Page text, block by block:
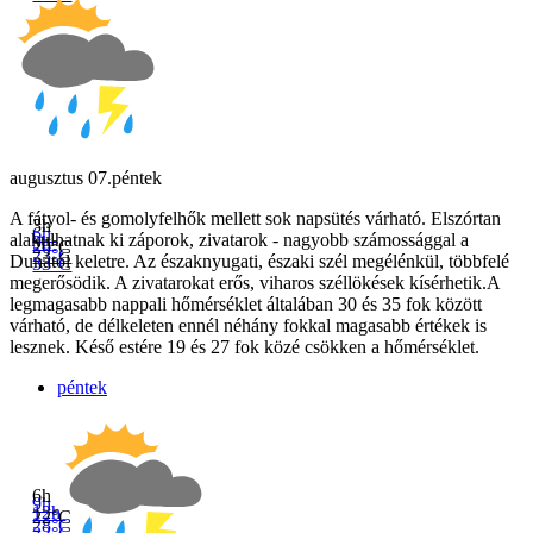
9h
33°C
12h
6h
23°C
9h
28°C
3h
20°C
6h
22°C
augusztus 07.péntek
A fátyol- és gomolyfelhők mellett sok napsütés várható. Elszórtan
alakulhatnak ki záporok, zivatarok - nagyobb számossággal a
Dunától keletre. Az északnyugati, északi szél megélénkül, többfelé
megerősödik. A zivatarokat erős, viharos széllökések kísérhetik.A
legmagasabb nappali hőmérséklet általában 30 és 35 fok között
várható, de délkeleten ennél néhány fokkal magasabb értékek is
lesznek. Késő estére 19 és 27 fok közé csökken a hőmérséklet.
péntek